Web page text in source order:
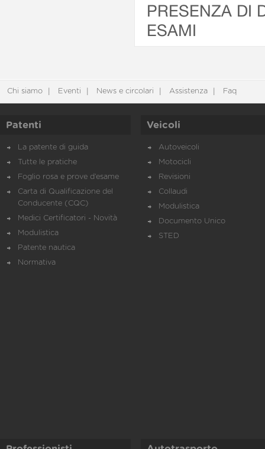
PRESENZA DI
ESAMI
Chi siamo Eventi News e circolari Assistenza Faq
Patenti
La patente di guida
Tutte le pratiche
Foglio rosa e prove d’esame
Carta di Qualificazione del
Conducente (CQC)
Medici Certificatori - Novità
Modulistica
Patente nautica
Normativa
Veicoli
Autoveicoli
Motocicli
Revisioni
Collaudi
Modulistica
Documento Unico
STED